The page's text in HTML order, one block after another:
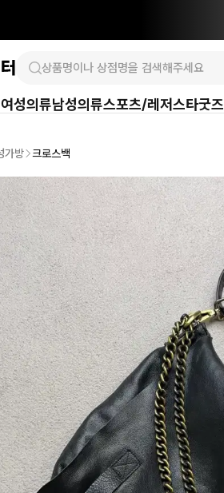
여성의류남성의류스포츠/레저스타굿즈
가방 크로스백